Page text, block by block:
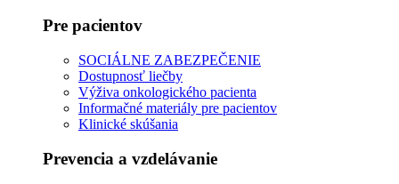
Pre pacientov
SOCIÁLNE ZABEZPEČENIE
Dostupnosť liečby
Výživa onkologického pacienta
Informačné materiály pre pacientov
Klinické skúšania
Prevencia a vzdelávanie